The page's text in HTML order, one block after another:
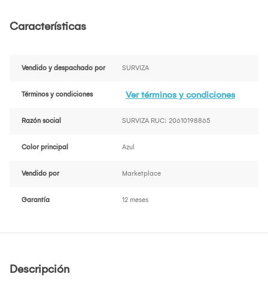
Características
Vendido y despachado por SURVIZA
Términos y condiciones Ver términos y condiciones
Razón social SURVIZA RUC: 20610198865
Color principal Azul
Vendido por Marketplace
Garantía 12 meses
Descripción